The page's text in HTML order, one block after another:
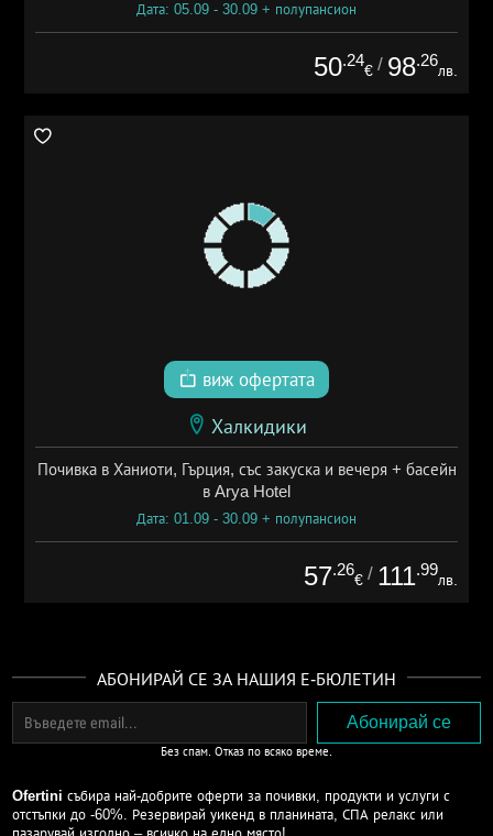
Дата: 05.09 - 30.09 + полупансион
50.24
€ / 98.26
лв.
виж офертата
Халкидики
Почивка в Ханиоти, Гърция, със закуска и вечеря + басейн
в Arya Hotel
Дата: 01.09 - 30.09 + полупансион
57.26
€ / 111.99
лв.
АБОНИРАЙ СЕ ЗА НАШИЯ Е-БЮЛЕТИН
Без спам. Отказ по всяко време.
Ofertini събира най-добрите оферти за почивки, продукти и услуги с
отстъпки до -60%. Резервирай уикенд в планината, СПА релакс или